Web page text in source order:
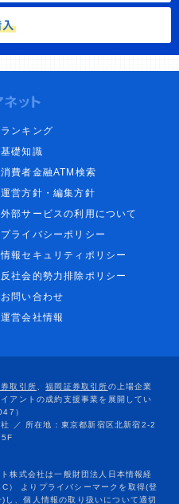
ランキング
基礎知識
消費者金融ATM検索
運営方針・編集方針
外部サービスの利用について
プライバシーポリシー
情報セキュリティポリシー
反社会的勢力排除ポリシー
お問い合わせ
運営会社情報